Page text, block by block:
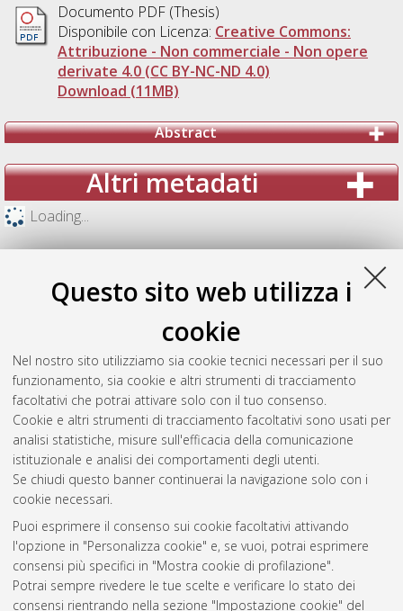
Questo sito web utilizza i
cookie
Nel nostro sito utilizziamo sia cookie tecnici necessari per il suo
funzionamento, sia cookie e altri strumenti di tracciamento
facoltativi che potrai attivare solo con il tuo consenso.
Cookie e altri strumenti di tracciamento facoltativi sono usati per
analisi statistiche, misure sull'efficacia della comunicazione
istituzionale e analisi dei comportamenti degli utenti.
Se chiudi questo banner continuerai la navigazione solo con i
cookie necessari.
Puoi esprimere il consenso sui cookie facoltativi attivando
l'opzione in "Personalizza cookie" e, se vuoi, potrai esprimere
consensi più specifici in "Mostra cookie di profilazione".
Potrai sempre rivedere le tue scelte e verificare lo stato dei
consensi rientrando nella sezione "Impostazione cookie" del
Documento PDF (Thesis)
Disponibile con Licenza: Creative Commons:
Attribuzione - Non commerciale - Non opere
derivate 4.0 (CC BY-NC-ND 4.0)
Download (11MB)
Abstract
Altri metadati
Loading...
Gestione del documento:
Atom
Rss 1.0
Rss 2.0